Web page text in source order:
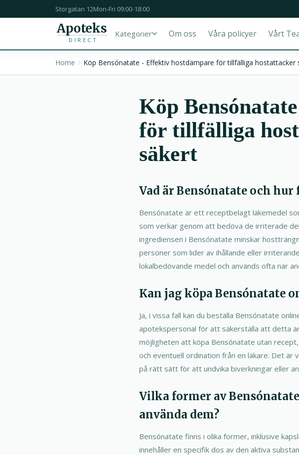
Storgatan 12Mon-Fri 09:00-18:00
Apoteks
DIRECT
Kategorier Om oss Våra policyer Vårt
Home Köp Bensónatate - Effektiv hostdämpare för tillfälliga hostattacker
Köp
för tillfälliga
säkert
Vad är Bensónatate och hur
Bensónatate är ett receptbelagt läkemedel
som verkar genom att bedöva de irriterade
ingrediensen i Bensónatate minskar
personer som lider av ihållande eller
lokalbedövande medel och används ofta när
Kan jag köpa Bensónatate
Ja, i vissa fall kan du beställa Bensónatate
apotekspersonal för att säkerställa att detta
möjligheten att köpa Bensónatate utan
och eventuell ordination från en läkare. Det
på rätt sätt för att undvika biverkningar eller
Vilka former av
använda dem?
Bensónatate finns i olika former, inklusive
innehåller en specifik dos av den aktiva